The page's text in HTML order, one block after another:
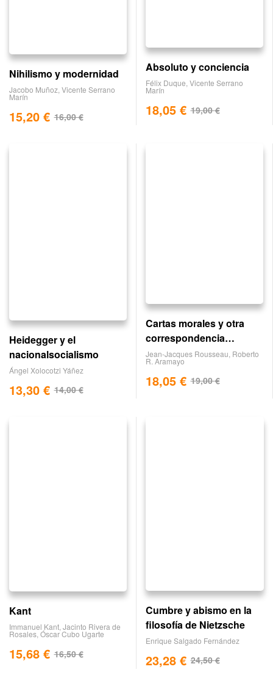
Nihilismo y modernidad
Jacobo Muñoz Vicente Serrano
Marín
16,00€
15,20 €
Absoluto y conciencia
Félix Duque Vicente Serrano
Marín
19,00€
18,05 €
Heidegger y el
nacionalsocialismo
Ángel Xolocotzi Yáñez
14,00€
13,30 €
Cartas morales y otra
correspondencia
filosófica
Jean-Jacques Rousseau Roberto
R. Aramayo
19,00€
18,05 €
Kant
Immanuel Kant Jacinto Rivera de
Rosales Óscar Cubo Ugarte
16,50€
15,68 €
Cumbre y abismo en la
filosofía de Nietzsche
Enrique Salgado Fernández
24,50€
23,28 €